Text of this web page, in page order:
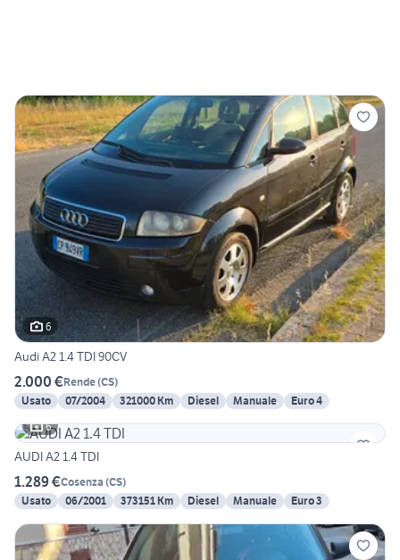
6
Audi A2 1.4 TDI 90CV
2.000 €Rende(CS)
Usato
07/2004 321000 Km Diesel Manuale
Euro 4
6
AUDI A2 1.4 TDI
1.289 €Cosenza (CS)
Usato
06/2001 373151 Km Diesel Manuale Euro 3